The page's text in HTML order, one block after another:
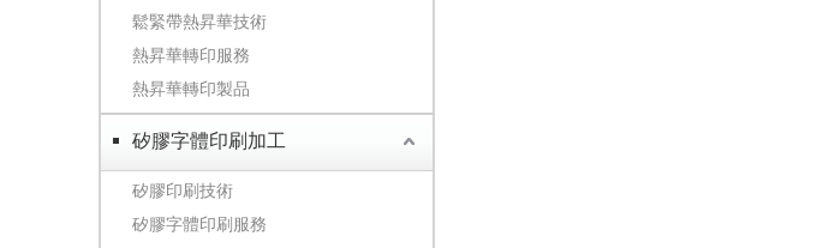
鬆緊帶熱昇華技術
熱昇華轉印服務
熱昇華轉印製品
矽膠字體印刷加工
矽膠印刷技術
矽膠字體印刷服務